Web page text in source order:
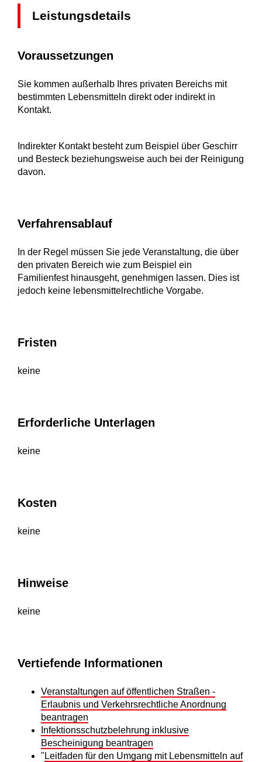
Leistungsdetails
Voraussetzungen
Sie kommen außerhalb Ihres privaten Bereichs mit
bestimmten Lebensmitteln direkt oder indirekt in
Kontakt.
Indirekter Kontakt besteht zum Beispiel über Geschirr
und Besteck beziehungsweise auch bei der Reinigung
davon.
Verfahrensablauf
In der Regel müssen Sie jede Veranstaltung, die über
den privaten Bereich wie zum Beispiel ein
Familienfesthinausgeht, genehmigen lassen. Dies ist
jedoch keine lebensmittelrechtliche Vorgabe.
Fristen
keine
Erforderliche Unterlagen
keine
Kosten
keine
Hinweise
keine
Vertiefende Informationen
Veranstaltungen auf öffentlichen Straßen -
Erlaubnis und Verkehrsrechtliche Anordnung
beantragen
Infektionsschutzbelehrung inklusive
Bescheinigung beantragen
"Leitfaden für den Umgang mit Lebensmitteln auf